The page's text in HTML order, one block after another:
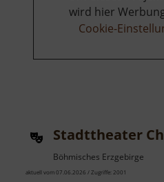
wird hier
Cookie-
Stadttheater
Böhmisches Erzgebirge
aktuell vom 07.06.2026 / Zugriffe: 2001